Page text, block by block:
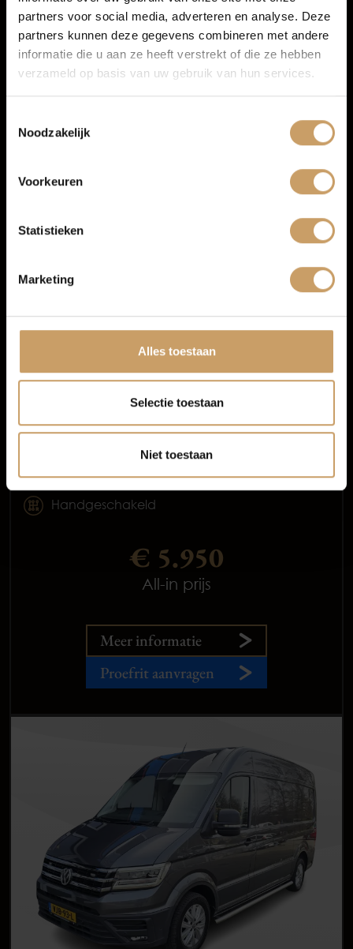
partners voor social media, adverteren en analyse. Deze
partners kunnen deze gegevens combineren met andere
informatie die u aan ze heeft verstrekt of die ze hebben
verzameld op basis van uw gebruik van hun services.
Noodzakelijk
Voorkeuren
Statistieken
Marketing
Alles toestaan
Selectie toestaan
Niet toestaan
Meer informatie
Proefrit aanvragen
Volkswagen Golf
Benzine
Handgeschakeld
€ 5.950
All-in prijs
Meer informatie
Proefrit aanvragen
Verkoop
Auto onderhoud
Over Autobedrijf De Baaij
Afleverpakketten